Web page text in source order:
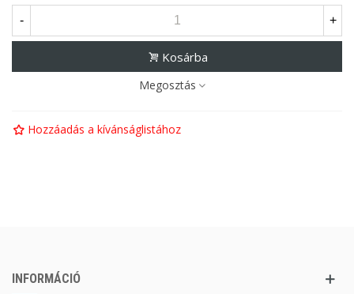
- +
Kosárba
Megosztás
Hozzáadás a kívánságlistához
INFORMÁCIÓ